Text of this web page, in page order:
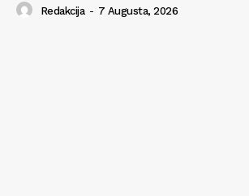
Redakcija - 7 Augusta, 2026